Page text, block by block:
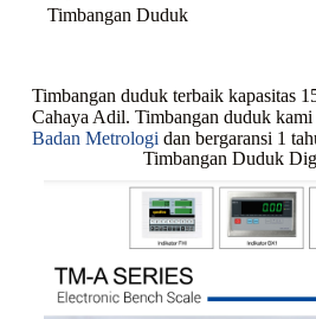
Timbangan Duduk
Timbangan duduk terbaik kapasitas
Cahaya Adil. Timbangan duduk kami
Badan Metrologi dan bergaransi 1
Timbangan Duduk